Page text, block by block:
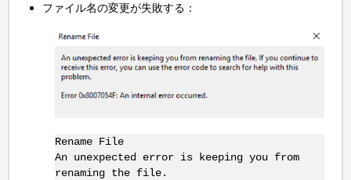
ファイル名の変更が失敗する：
Rename File
An unexpected error is keeping you from
renaming the file.